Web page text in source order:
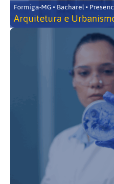
Formiga-MG • Bacharel •
Arquitetura e